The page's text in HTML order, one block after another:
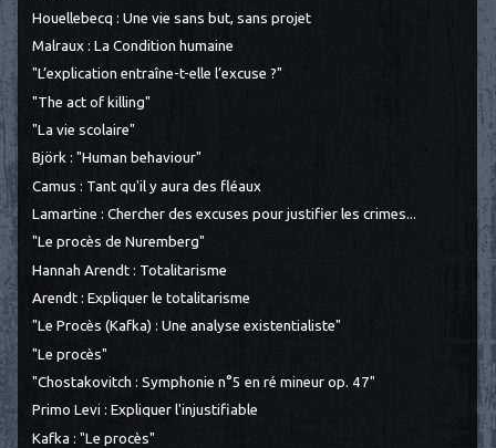
Houellebecq : Une vie sans but, sans projet
Malraux : La Condition humaine
"L’explication entraîne-t-elle l’excuse ?"
"The act of killing"
"La vie scolaire"
Björk : "Human behaviour"
Camus : Tant qu'il y aura des fléaux
Lamartine : Chercher des excuses pour justifier les crimes...
"Le procès de Nuremberg"
Hannah Arendt : Totalitarisme
Arendt : Expliquer le totalitarisme
"Le Procès (Kafka) : Une analyse existentialiste"
"Le procès"
"Chostakovitch : Symphonie n°5 en ré mineur op. 47"
Primo Levi : Expliquer l'injustifiable
Kafka : "Le procès"